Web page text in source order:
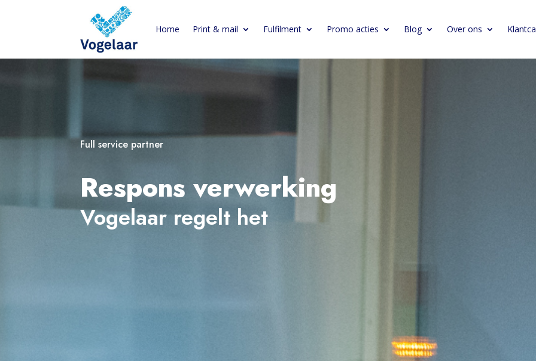
Home Print & mail Fulfilment Promo acties Blog Over ons
Full service partner
Respons verwerking
Vogelaar regelt het